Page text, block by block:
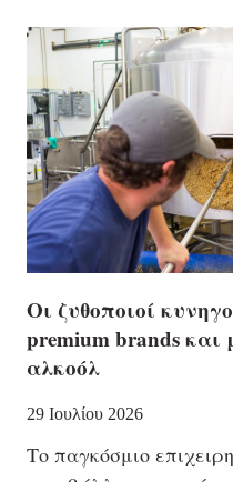
Οι ζυθοποιοί
premium brands και
αλκοόλ
29 Ιουλίου 2026
Το παγκόσμιο